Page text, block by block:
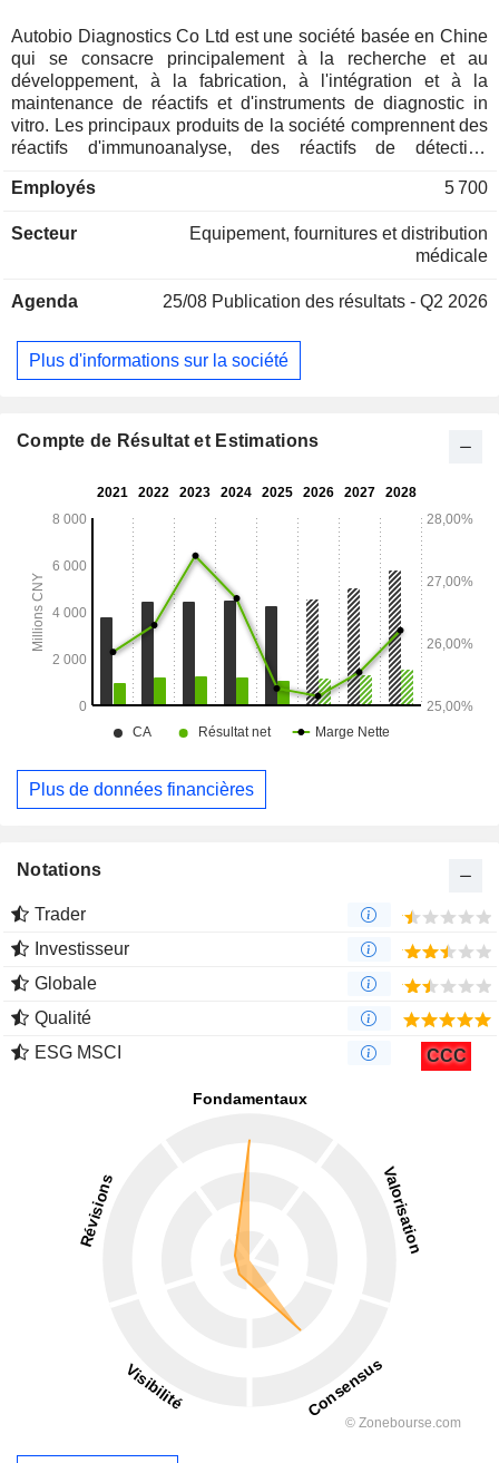
Autobio Diagnostics Co Ltd est une société basée en Chine
qui se consacre principalement à la recherche et au
développement, à la fabrication, à l'intégration et à la
maintenance de réactifs et d'instruments de diagnostic in
vitro. Les principaux produits de la société comprennent des
réactifs d'immunoanalyse, des réactifs de détection
moléculaire, des réactifs de détection biochimique, des
microbiologique, des instruments de détection moléculaire,
des instruments de détection par spectrométrie de masse,
société exerce ses activités sur les marchés nationaux et
Employés 5 700
Secteur
Equipement, fournitures et distribution
médicale
Agenda 25/08 Publication des résultats - Q2 2026
Plus d'informations sur la société
Compte de Résultat et Estimations
Plus de données financières
Notations
Trader
Investisseur
Globale
Qualité
ESG MSCI
CCC